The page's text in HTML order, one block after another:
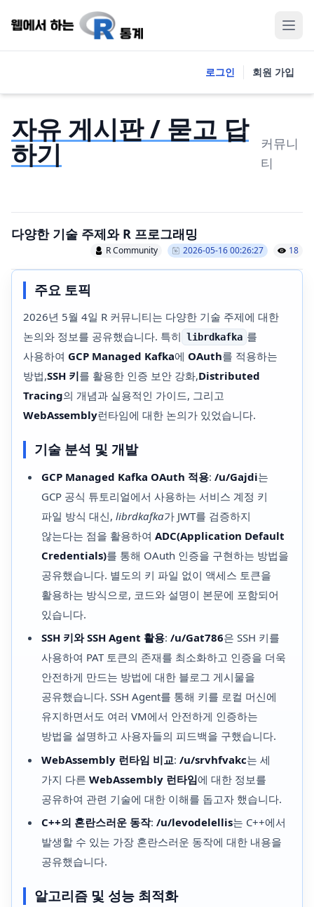
로그인 회원 가입
자유 게시판 / 묻고 답
하기
커뮤니
티
다양한 기술 주제와 R 프로그래밍
R Community 2026-05-16 00:26:27 18
주요 토픽
2026년 5월 4일 R 커뮤니티는 다양한 기술 주제에 대한
논의와 정보를 공유했습니다. 특히 librdkafka 를
사용하여 GCP Managed Kafka에 OAuth를 적용하는
방법,SSH 키를 활용한 인증 보안 강화,Distributed
Tracing의 개념과 실용적인 가이드, 그리고
WebAssembly런타임에 대한 논의가 있었습니다.
기술 분석 및 개발
GCP Managed Kafka OAuth 적용: /u/Gajdi는
GCP 공식 튜토리얼에서 사용하는 서비스 계정 키
파일 방식 대신, librdkafka가 JWT를 검증하지
않는다는 점을 활용하여 ADC(Application Default
Credentials)를 통해 OAuth 인증을 구현하는 방법을
공유했습니다. 별도의 키 파일 없이 액세스 토큰을
활용하는 방식으로, 코드와 설명이 본문에 포함되어
있습니다.
SSH 키와 SSH Agent 활용: /u/Gat786은 SSH 키를
사용하여 PAT 토큰의 존재를 최소화하고 인증을 더욱
안전하게 만드는 방법에 대한 블로그 게시물을
공유했습니다. SSH Agent를 통해 키를 로컬 머신에
유지하면서도 여러 VM에서 안전하게 인증하는
방법을 설명하고 사용자들의 피드백을 구했습니다.
WebAssembly 런타임 비교: /u/srvhfvakc는 세
가지 다른 WebAssembly 런타임에 대한 정보를
공유하여 관련 기술에 대한 이해를 돕고자 했습니다.
C++의 혼란스러운 동작: /u/levodelellis는 C++에서
발생할 수 있는 가장 혼란스러운 동작에 대한 내용을
공유했습니다.
알고리즘 및 성능 최적화